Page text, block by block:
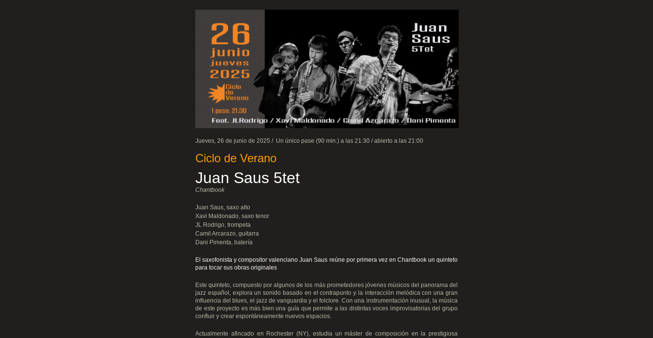
Jueves, 26 de junio de 2025 / Un único pase (90 min.) a las 21:30 / abierto a las 21:00
Ciclo de Verano
Juan Saus 5tet
Chantbook
Juan Saus, saxo alto
Xavi Maldonado, saxo tenor
JL Rodrigo, trompeta
Camil Arcarazo, guitarra
Dani Pimenta, batería
El saxofonista y compositor valenciano Juan Saus reúne por primera vez en Chantbook un quinteto
para tocar sus obras originales
Este quinteto, compuesto por algunos de los más prometedores jóvenes músicos del panorama del
jazz español, explora un sonido basado en el contrapunto y la interacción melódica con una gran
influencia del blues, el jazz de vanguardia y el folclore. Con una instrumentación inusual, la música
de este proyecto es más bien una guía que permite a las distintas voces improvisatorias del grupo
confluir y crear espontáneamente nuevos espacios.
Actualmente afincado en Rochester (NY), estudia un máster de composición en la prestigiosa